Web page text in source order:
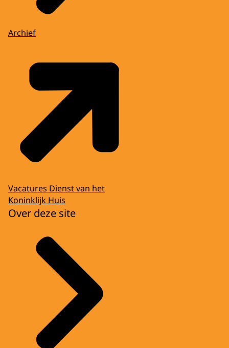
Archief
Vacatures Dienst van het
Koninklijk Huis
Over deze site